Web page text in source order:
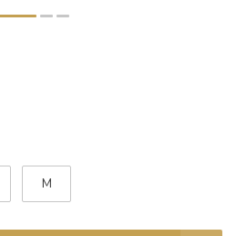
M